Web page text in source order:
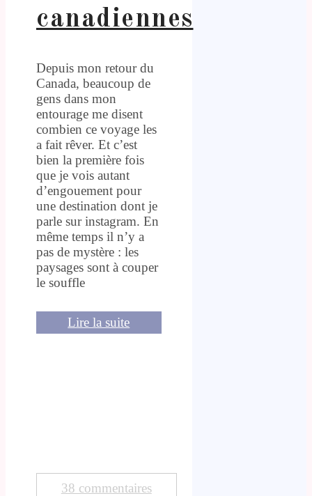
canadiennes
Depuis mon retour du
Canada, beaucoup de
gens dans mon
entourage me disent
combien ce voyage les
a fait rêver. Et c’est
bien la première fois
que je vois autant
d’engouement pour
une destination dont je
parle sur instagram. En
même temps il n’y a
pas de mystère : les
paysages sont à couper
le souffle
Lire la suite
38 commentaires